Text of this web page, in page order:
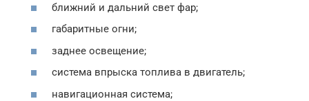
ближний и дальний свет фар;
габаритные огни;
заднее освещение;
система впрыска топлива в двигатель;
навигационная система;